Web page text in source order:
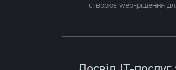
створює web-рішення